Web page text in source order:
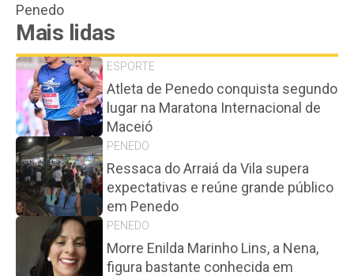
Penedo
Mais lidas
ESPORTE
Atleta de Penedo conquista segundo
lugar na Maratona Internacional de
Maceió
PENEDO
Ressaca do Arraiá da Vila supera
expectativas e reúne grande público
em Penedo
PENEDO
Morre Enilda Marinho Lins, a Nena,
figura bastante conhecida em